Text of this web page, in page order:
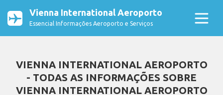
Vienna International Aeroporto
Essencial Informações Aeroporto e Serviços
VIENNA INTERNATIONAL AEROPORTO
- TODAS AS INFORMAÇÕES SOBRE
VIENNA INTERNATIONAL AEROPORTO